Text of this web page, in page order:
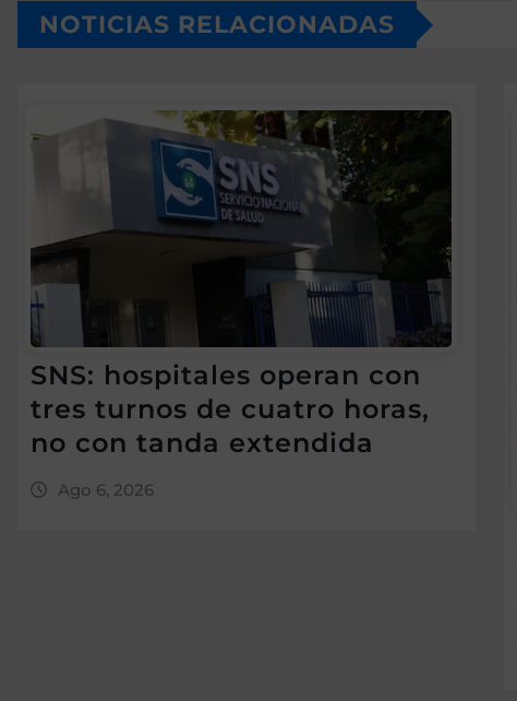
NOTICIAS RELACIONADAS
SNS: hospitales operan con
tres turnos de cuatro horas,
no con tanda extendida
Ago 6, 2026